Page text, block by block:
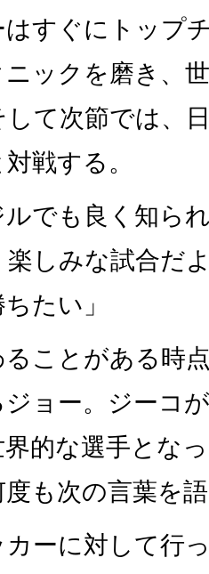
すぐにトップ
ックを磨き、
して次節では、
戦する。
ルでも良く知ら
しみな試合だ
たい」
ことがある時
ョー。ジーコ
的な選手とな
も次の言葉を
カーに対して行